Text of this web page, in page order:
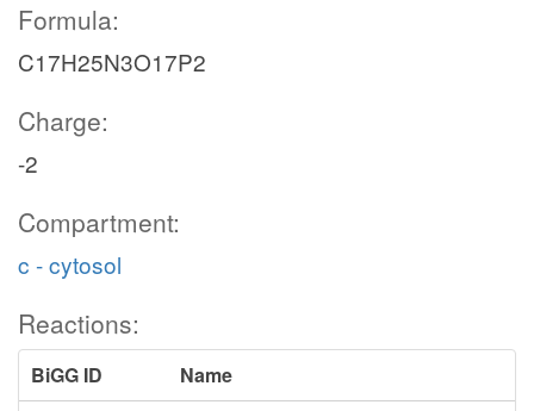
Formula:
C17H25N3O17P2
Charge:
-2
Compartment:
c - cytosol
Reactions:
BiGG ID
Name